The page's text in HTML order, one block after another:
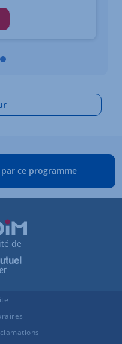
: Autres annonces à
: Autres annonces à
Carrousel : Autres
par ce programme
de